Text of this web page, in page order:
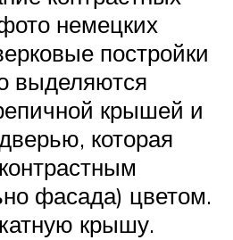
немецких
постройки
выделяются
крышей и
которая
фасада) цветом.
крышу.